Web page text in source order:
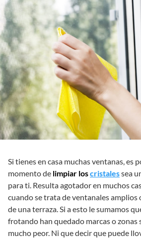
Si tienes en casa muchas ventanas, es
momento de limpiar loscristalessea
para ti. Resulta agotador en muchos
cuando se trata de ventanales amplios
de una terraza. Si a esto le sumamos
frotando han quedado marcas o zonas
mucho peor. Ni que decir que puede